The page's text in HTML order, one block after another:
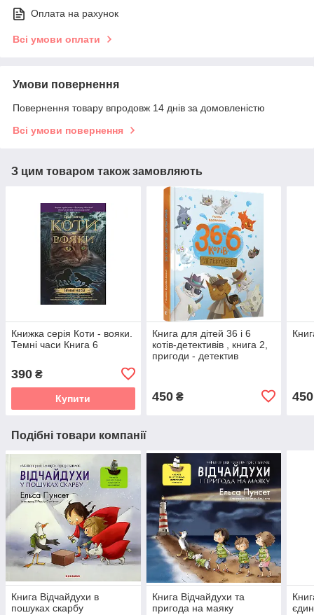
Оплата на рахунок
Всі умови оплати
Умови повернення
Повернення товару впродовж 14 днів за домовленістю
Всі умови повернення
З цим товаром також замовляють
Книжка серія Коти - вояки.
Темні часи Книга 6
390 ₴
Купити
Книга для дітей 36 і 6
котів-детективів , книга 2,
пригоди - детектив
450₴ 450
Подібні товари компанії
Книга Відчайдухи в
пошуках скарбу
Книга Відчайдухи та
пригода на маяку